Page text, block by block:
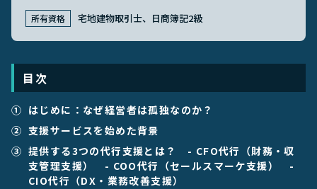
所有資格 宅地建物取引士、日商簿記2級
目次
はじめに：なぜ経営者は孤独なのか？
支援サービスを始めた背景
提供する3つの代行支援とは？ - CFO代行（財務・収
支管理支援） - COO代行（セールスマーケ支援） -
CIO代行（DX・業務改善支援）